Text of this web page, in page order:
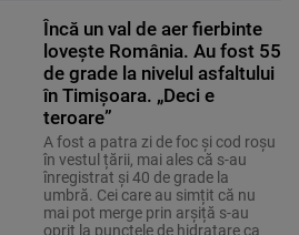
Încă un val de aer fierbinte
lovește România. Au fost 55
de grade la nivelul asfaltului
în Timișoara. „Deci e
teroare”
A fost a patra zi de foc și cod roșu
în vestul țării, mai ales că s-au
înregistrat și 40 de grade la
umbră. Cei care au simțit că nu
mai pot merge prin arșiță s-au
oprit la punctele de hidratare ca